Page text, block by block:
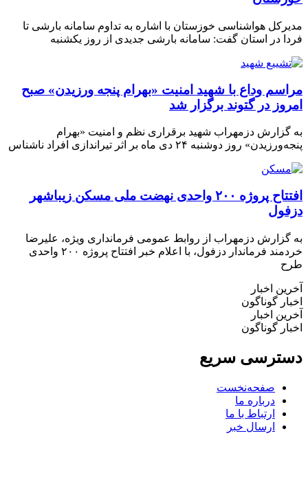
هواشناسی خوزستان با اشاره به تداوم سامانه بارشی تا
در استان گفت: سامانه بارشی جدیدی از روز یکشنبه
وداع با شهید امنیت «بهرام پنجه ورزیدن» صبح
در گتوند برگزار شد
گزارش دزمهراب شهید برقراری نظم و امنیت «بهرام
روز دوشنبه ۲۴ دی ماه بر اثر تیراندازی افراد ناشناس
افتتاح پروژه ۲۰۰ واحدی نهضت ملی مسکن زیباشهر
گزارش دزمهراب از روابط عمومی فرمانداری ویژه، علیرضا
خردمند فرماندار دزفول، با اعلام خبر افتتاح پروژه ۲۰۰ واحدی
اخبار
گوناگون
اخبار
گوناگون
سریع
صفحه‌نخست
درباره ما
ارتباط با ما
ارسال خبر